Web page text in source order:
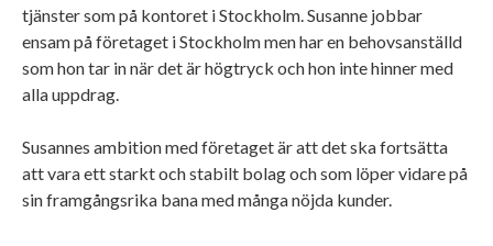
tjänster som på kontoret i Stockholm. Susanne jobbar
ensam på företaget i Stockholm men har en behovsanställd
som hon tar in när det är högtryck och hon inte hinner med
alla uppdrag.
Susannes ambition med företaget är att det ska fortsätta
att vara ett starkt och stabilt bolag och som löper vidare på
sin framgångsrika bana med många nöjda kunder.